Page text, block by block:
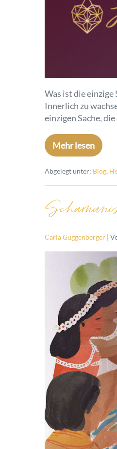
Was ist die einzige
Innerlich zu
einzigen Sache,
Mehr lesen
Abgelegt unter: Blog,
Carla Guggenberger |